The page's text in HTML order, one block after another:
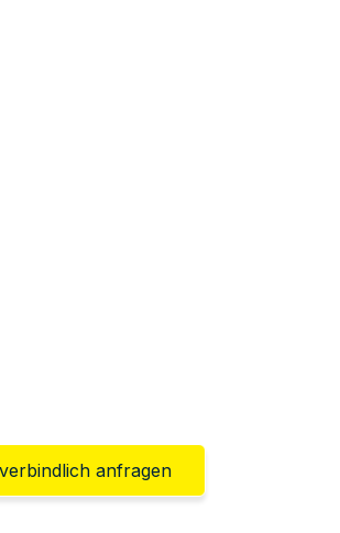
anfragen